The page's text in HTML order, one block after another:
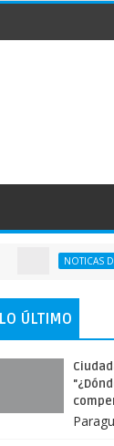
NOTICAS DE
LO ÚLTIMO